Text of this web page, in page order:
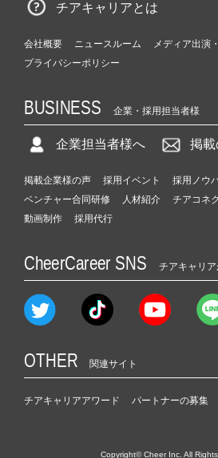
チアキャリアとは
会社概要 ニュースルーム
メディア出演
プライバシーポリシー
BUSINESS 企業・採用担当者様
企業担当者様へ 掲
掲載企業様の声 採用イベント 採用ノウ
ベンチャー合同研修
人材紹介 チアコネ
動画制作
採用代行
CheerCareer SNS チアキャリ
OTHER 関連サイト
チアキャリアアワード パートナーの募集
Copyright© Cheer Inc. All Rights